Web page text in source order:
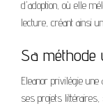
d'adoption, où elle
lecture, créant ainsi
Sa méthode
Eleanor privilégie
ses projets